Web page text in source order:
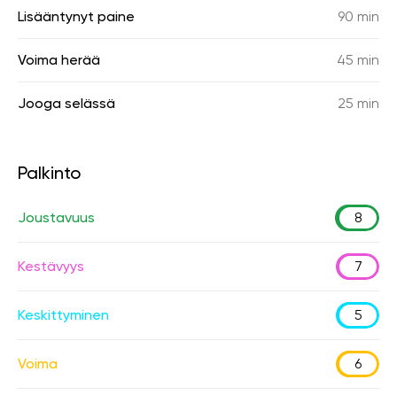
Lisääntynyt paine 90 min
Voima herää 45 min
Jooga selässä 25 min
Palkinto
Joustavuus 8
Kestävyys 7
Keskittyminen 5
Voima 6